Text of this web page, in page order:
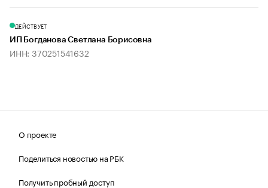
ДЕЙСТВУЕТ
ИП Богданова Светлана Борисовна
ИНН: 370251541632
О проекте
Поделиться новостью на РБК
Получить пробный доступ